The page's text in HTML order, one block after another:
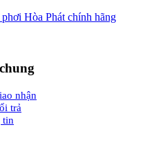
Hòa Phát chính hãng
nhận
trả
tin